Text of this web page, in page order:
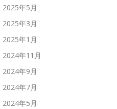
2025年5月
2025年3月
2025年1月
2024年11月
2024年9月
2024年7月
2024年5月